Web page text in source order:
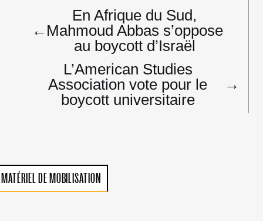
Navigation
l’article
←
En Afrique du Sud,
Mahmoud Abbas s’oppose
au boycott d’Israël
L’American Studies
Association vote pour le
boycott universitaire
→
MATÉRIEL DE MOBILISATION